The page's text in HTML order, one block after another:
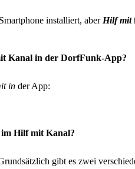
installiert, aberHilf mit
Kanal in der DorfFunk-App?
in der App:
im Hilf mit Kanal?
gibt es zwei